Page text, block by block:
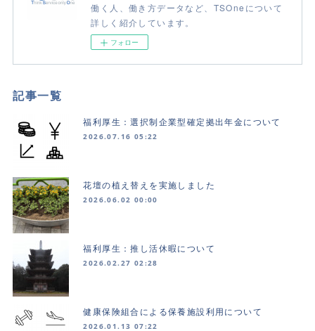
働く人、働き方データなど、TSOneについて
詳しく紹介しています。
フォロー
記事一覧
福利厚生：選択制企業型確定拠出年金について
2026.07.16 05:22
花壇の植え替えを実施しました
2026.06.02 00:00
福利厚生：推し活休暇について
2026.02.27 02:28
健康保険組合による保養施設利用について
2026.01.13 07:22